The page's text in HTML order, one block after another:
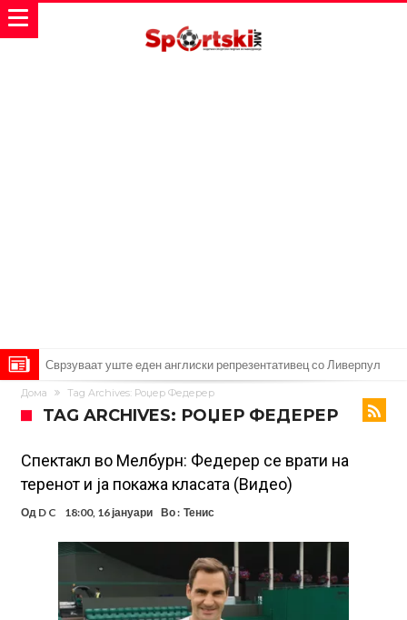
Сврзуваат уште еден англиски репрезентативец со Ливерпул
Замена за Влаховиќ: Напаѓачот на Манчестер доаѓа во Јувентус!
УЕФА повторно се заканува со бојкот на турнирите на ФИФА
поради Инфантино
Мурињо бесен поради одлуката на Реал: Протекоа детали од
разговорот што го потресе Мадрид!
Трансфер бомба во најва – Ливерпул сака да се засили од Реал
Мадрид!
Карагер ги изненади сите со својата прогноза: “Тие ќе ја освојат
Премиер лигата, а причината е едноставна”
Родри ги отвори вратите за трансфер во Барселона, Реал Мадрид
е информиран
Крај на сагата: Винисиус останува во Реал Мадрид до 2032
година
Директор на ФИА за драмата во Формула 1: Не можеме да одиме
Дома Tag Archives: Роџер Федерер
TAG ARCHIVES: РОЏЕР ФЕДЕРЕР
Спектакл во Мелбурн: Федерер се врати на
теренот и ја покажа класата (Видео)
Од D C 18:00, 16 јануари Во : Тенис